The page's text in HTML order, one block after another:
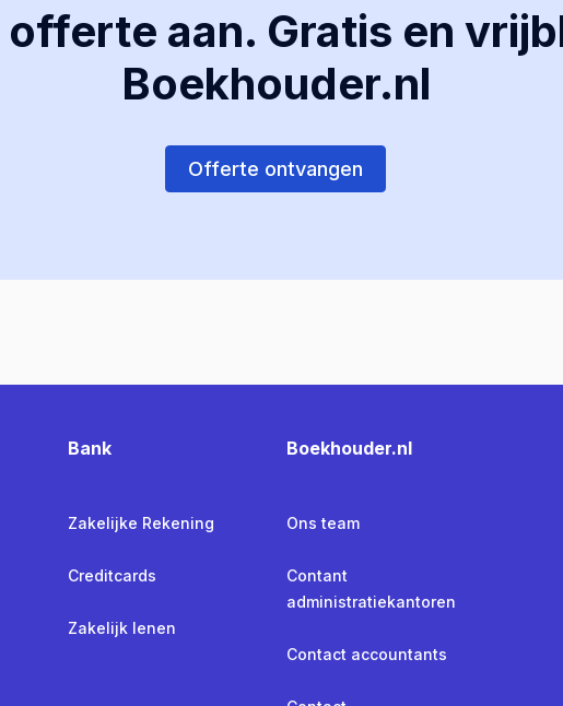
aan. Gratis en
Boekhouder.nl
Offerte ontvangen
Bank
Zakelijke Rekening
Creditcards
Zakelijk lenen
Boekhouder.nl
Ons team
Contant
administratiekantoren
Contact accountants